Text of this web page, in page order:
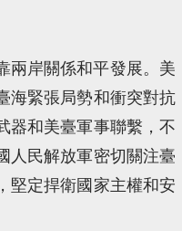
兩岸關係和平發展。美
海緊張局勢和衝突對抗
器和美臺軍事聯繫，不
人民解放軍密切關注臺
堅定捍衛國家主權和安